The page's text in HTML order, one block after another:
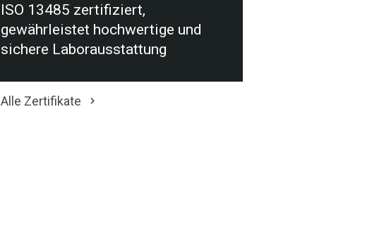
ISO 13485 zertifiziert,
gewährleistet hochwertige und
sichere Laborausstattung
Alle Zertifikate